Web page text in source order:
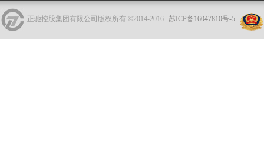
正驰控股集团有限公司版权所有 ©2014-2016 苏ICP备16047810号-5